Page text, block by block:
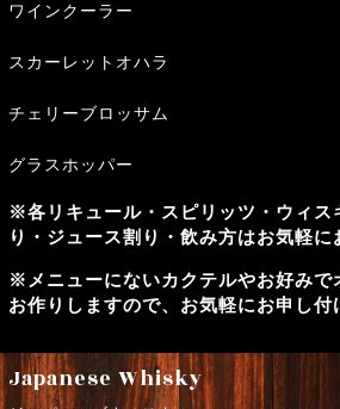
ワインクーラー
スカーレットオハラ
チェリーブロッサム
グラスホッパー
※各リキュール・スピリッツ・ウィス
り・ジュース割り・飲み方はお気軽に
※メニューにないカクテルやお好みで
お作りしますので、お気軽にお申し付
Japanese Whisky